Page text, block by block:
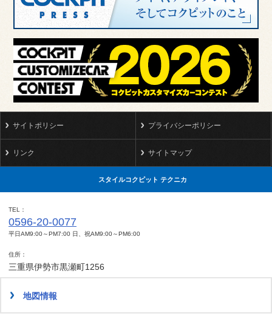
サイトポリシー プライバシーポリシー
リンク サイトマップ
スタイルコクピット テクニカ
TEL
0596-20-0077
平日AM9:00～PM7:00 日、祝AM9:00～PM6:00
住所
三重県伊勢市黒瀬町1256
地図情報